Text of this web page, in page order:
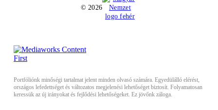
© 2026
Portfóliónk minőségi tartalmat jelent minden olvasó számára. Egyedülálló elérést,
országos lefedettséget és változatos megjelenési lehetőséget biztosít. Folyamatosan
keressük az új irányokat és fejlődési lehetőségeket. Ez jövőnk záloga.